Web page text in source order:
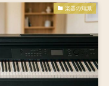
楽器の知識